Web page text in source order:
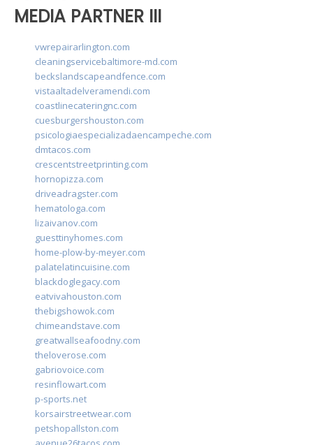
MEDIA PARTNER III
vwrepairarlington.com
cleaningservicebaltimore-md.com
beckslandscapeandfence.com
vistaaltadelveramendi.com
coastlinecateringnc.com
cuesburgershouston.com
psicologiaespecializadaencampeche.com
dmtacos.com
crescentstreetprinting.com
hornopizza.com
driveadragster.com
hematologa.com
lizaivanov.com
guesttinyhomes.com
home-plow-by-meyer.com
palatelatincuisine.com
blackdoglegacy.com
eatvivahouston.com
thebigshowok.com
chimeandstave.com
greatwallseafoodny.com
theloverose.com
gabriovoice.com
resinflowart.com
p-sports.net
korsairstreetwear.com
petshopallston.com